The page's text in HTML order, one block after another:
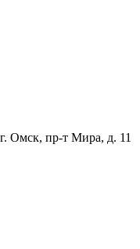
Омск, пр-т Мира, д. 11